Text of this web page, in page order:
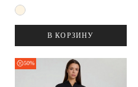
В КОРЗИНУ
50%